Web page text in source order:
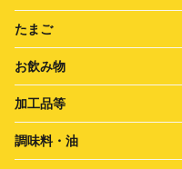
たまご
お飲み物
加工品等
調味料・油